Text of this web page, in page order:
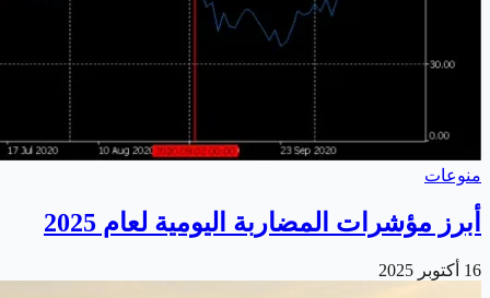
منوعات
أبرز مؤشرات المضاربة اليومية لعام 2025
16 أكتوبر 2025